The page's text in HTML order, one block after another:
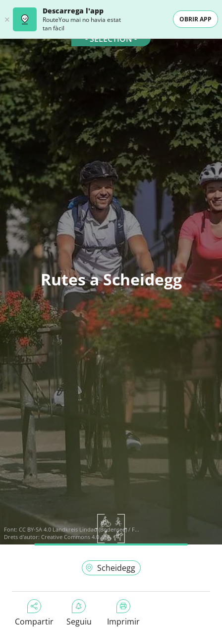
Descarrega l'app
RouteYou mai no havia estat
tan fàcil
OBRIR APP
- SELECTION -
Rutes a Scheidegg
Font: CC BY-SA 4.0 Landkreis Lindau (Bodensee) / F...
Drets d'autor: Creative Commons 4.0
Scheidegg
Compartir Seguiu Imprimir